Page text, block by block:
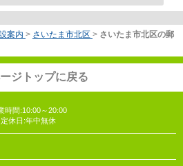
案内 > さいたま市北区 > さいたま市北区の郵
ジトップに戻る
時間:10:00～20:00
定休日:年中無休